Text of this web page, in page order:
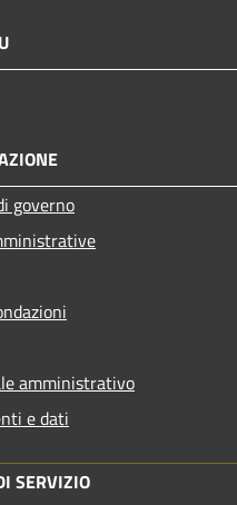
governo
amministrativo
e dati
SERVIZIO